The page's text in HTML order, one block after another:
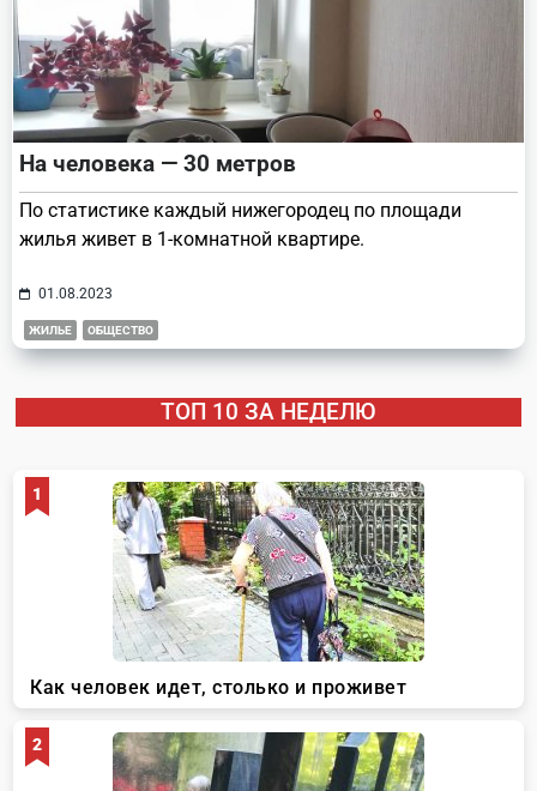
На человека — 30 метров
По статистике каждый нижегородец по площади
жилья живет в 1-комнатной квартире.
01.08.2023
ЖИЛЬЕ ОБЩЕСТВО
ТОП 10 ЗА НЕДЕЛЮ